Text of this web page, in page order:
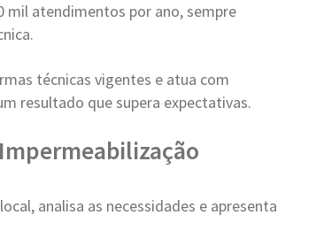
mil atendimentos por ano, sempre
técnicas vigentes e atua com
resultado que supera expectativas.
analisa as necessidades e apresenta